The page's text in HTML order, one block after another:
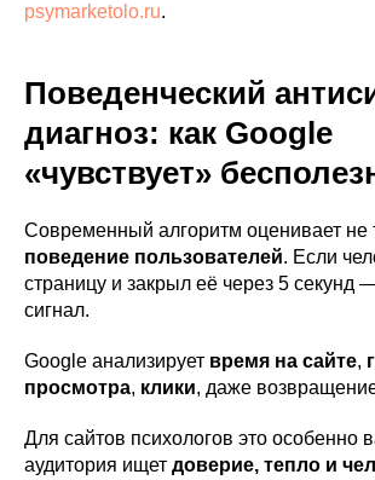
psymarketolo.ru.
Поведенческий
диагноз: как Google
«чувствует»
Современный алгоритм оценивает не
поведение пользователей. Если
страницу и закрыл её через 5 секунд
сигнал.
Google анализирует время на сайте,
просмотра, клики, даже
Для сайтов психологов это особенно
аудитория ищет доверие, тепло и